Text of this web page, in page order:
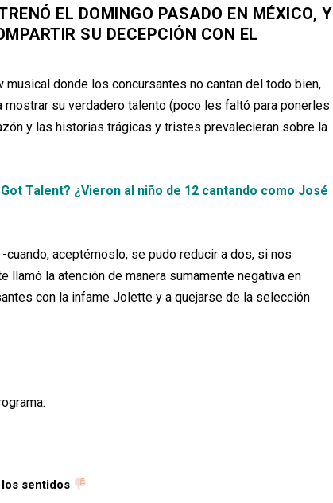
EL DOMINGO PASADO EN MÉXICO, Y
SU DECEPCIÓN CON EL
donde los concursantes no cantan del todo bien,
su verdadero talento (poco les faltó para ponerles
y las historias trágicas y tristes prevalecieran sobre la
Talent? ¿Vieron al niño de 12 cantando como José
cuando, aceptémoslo, se pudo reducir a dos, si nos
llamó la atención de manera sumamente negativa en
con la infame Jolette y a quejarse de la selección
los sentidos